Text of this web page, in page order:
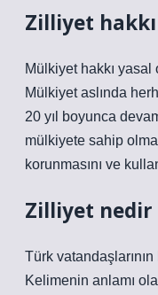
Zilliyet hakkı
Mülkiyet hakkı
Mülkiyet aslında
20 yıl boyunca
mülkiyete sahip
korunmasını ve
Zilliyet nedir
Türk
Kelimenin anlamı